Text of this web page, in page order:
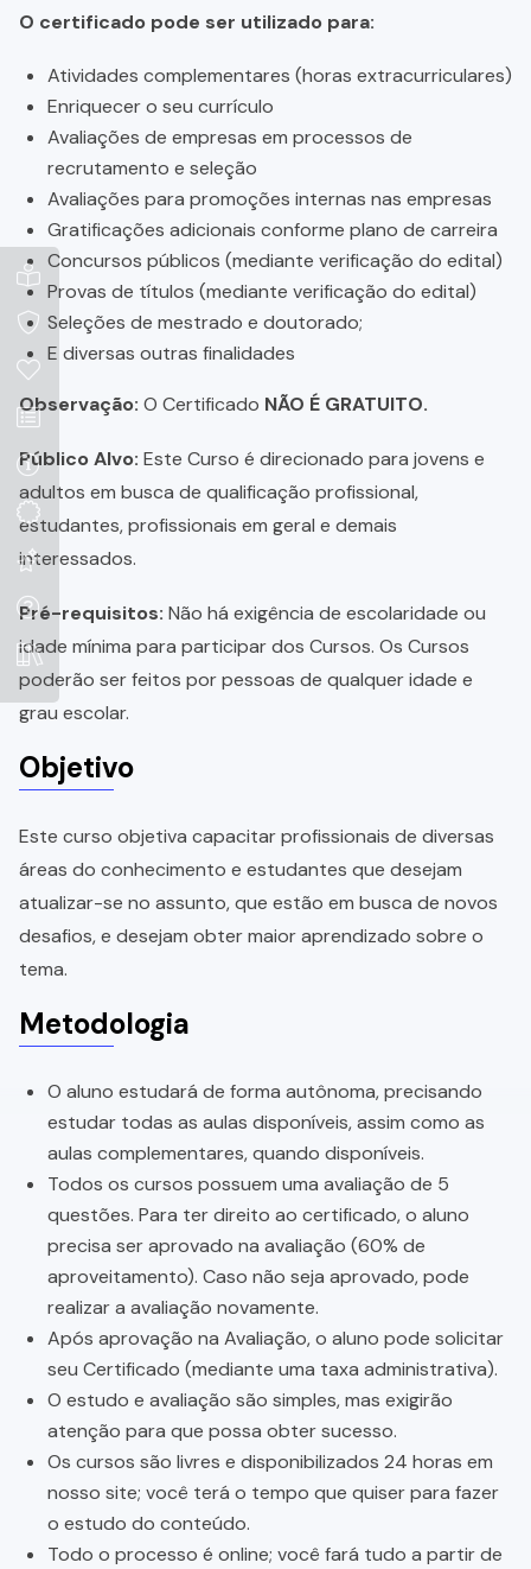
O certificado pode ser utilizado para:
Atividades complementares (horas extracurriculares)
Enriquecer o seu currículo
Avaliações de empresas em processos de
recrutamento e seleção
Avaliações para promoções internas nas empresas
Gratificações adicionais conforme plano de carreira
Concursos públicos (mediante verificação do edital)
Provas de títulos (mediante verificação do edital)
Seleções de mestrado e doutorado;
E diversas outras finalidades
Observação: O Certificado NÃO É GRATUITO.
Público Alvo: Este Curso é direcionado para jovens e
adultos em busca de qualificação profissional,
estudantes, profissionais em geral e demais
interessados.
Pré-requisitos: Não há exigência de escolaridade ou
idade mínima para participar dos Cursos. Os Cursos
poderão ser feitos por pessoas de qualquer idade e
grau escolar.
Objetivo
Este curso objetiva capacitar profissionais de diversas
áreas do conhecimento e estudantes que desejam
atualizar-se no assunto, que estão em busca de novos
desafios, e desejam obter maior aprendizado sobre o
tema.
Metodologia
O aluno estudará de forma autônoma, precisando
estudar todas as aulas disponíveis, assim como as
aulas complementares, quando disponíveis.
Todos os cursos possuem uma avaliação de 5
questões. Para ter direito ao certificado, o aluno
precisa ser aprovado na avaliação (60% de
aproveitamento). Caso não seja aprovado, pode
realizar a avaliação novamente.
Após aprovação na Avaliação, o aluno pode solicitar
seu Certificado (mediante uma taxa administrativa).
O estudo e avaliação são simples, mas exigirão
atenção para que possa obter sucesso.
Os cursos são livres e disponibilizados 24 horas em
nosso site; você terá o tempo que quiser para fazer
o estudo do conteúdo.
Todo o processo é online; você fará tudo a partir de